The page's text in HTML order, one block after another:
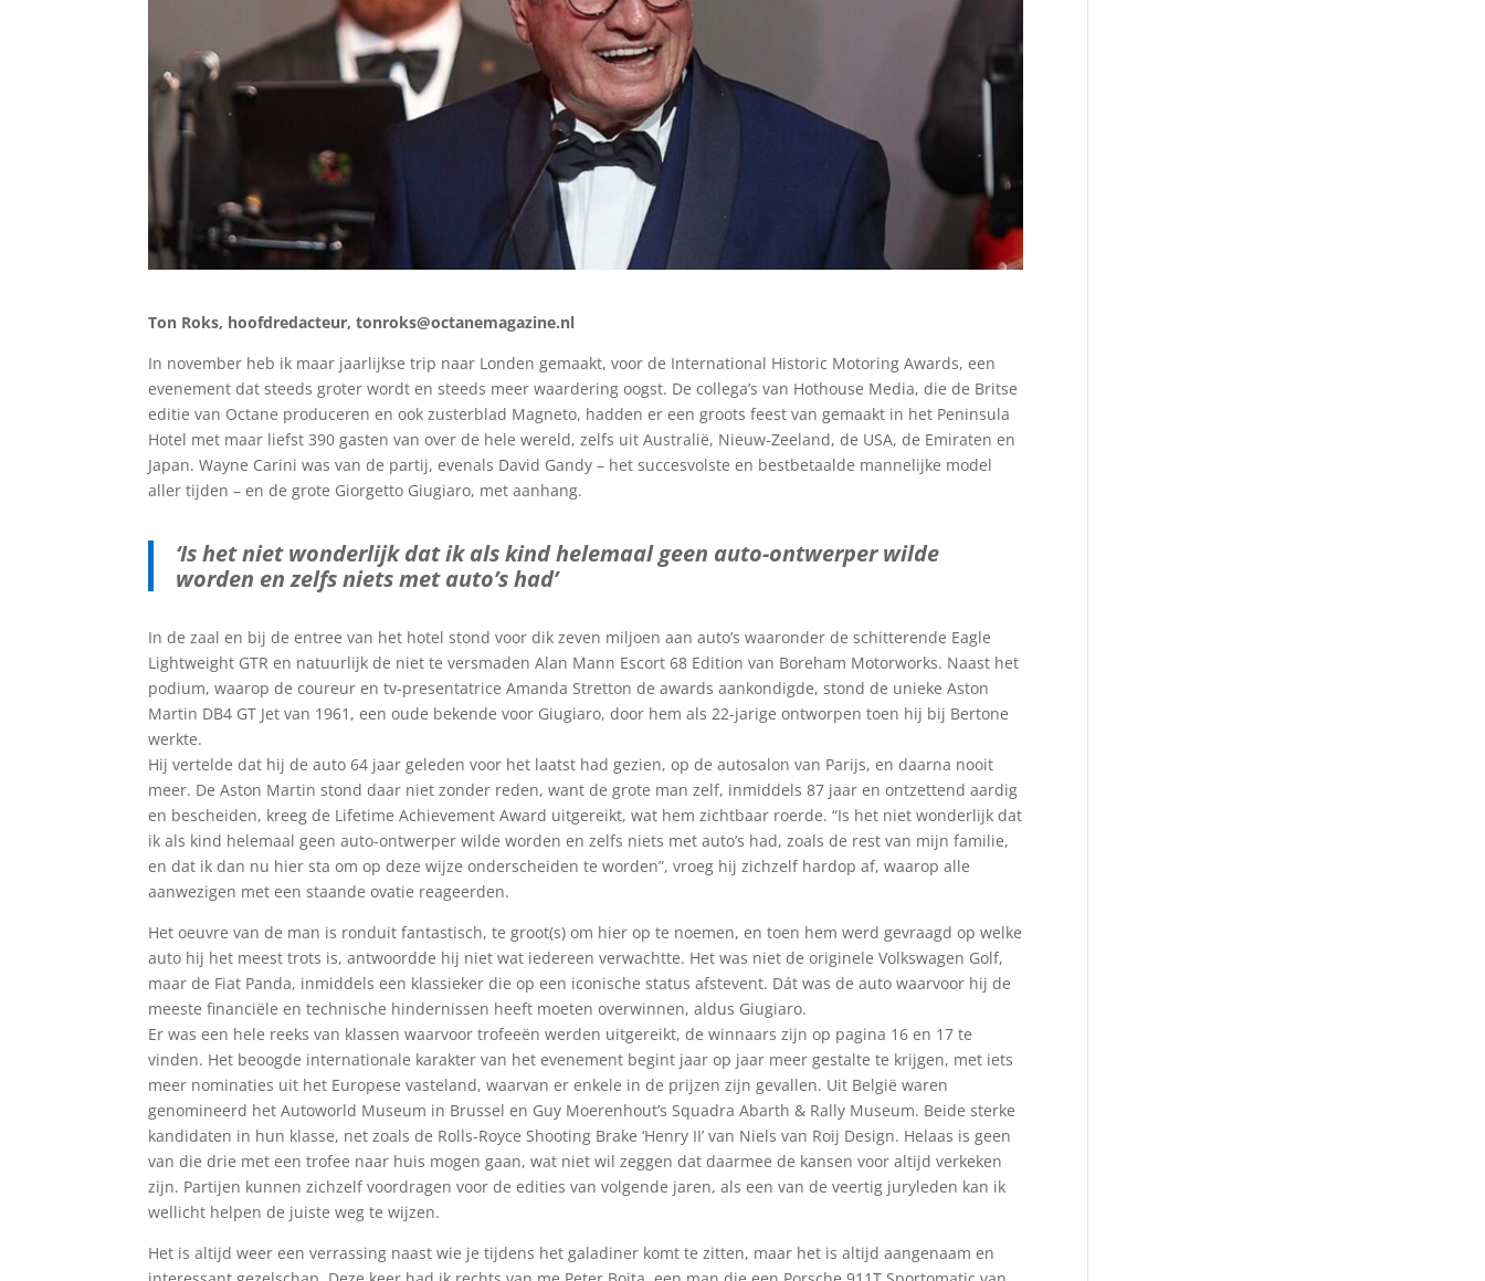
Ton Roks, hoofdredacteur, tonroks@octanemagazine.nl
In november heb ik maar jaarlijkse trip naar Londen gemaakt, voor de International Historic Motoring Awards, een
evenement dat steeds groter wordt en steeds meer waardering oogst. De collega’s van Hothouse Media, die de Britse
editie van Octane produceren en ook zusterblad Magneto, hadden er een groots feest van gemaakt in het Peninsula
Hotel met maar liefst 390 gasten van over de hele wereld, zelfs uit Australië, Nieuw-Zeeland, de USA, de Emiraten en
Japan. Wayne Carini was van de partij, evenals David Gandy – het succesvolste en bestbetaalde mannelijke model
aller tijden – en de grote Giorgetto Giugiaro, met aanhang.
‘Is het niet wonderlijk dat ik als kind helemaal geen auto-ontwerper wilde
worden en zelfs niets met auto’s had’
In de zaal en bij de entree van het hotel stond voor dik zeven miljoen aan auto’s waaronder de schitterende Eagle
Lightweight GTR en natuurlijk de niet te versmaden Alan Mann Escort 68 Edition van Boreham Motorworks. Naast het
podium, waarop de coureur en tv-presentatrice Amanda Stretton de awards aankondigde, stond de unieke Aston
Martin DB4 GT Jet van 1961, een oude bekende voor Giugiaro, door hem als 22-jarige ontworpen toen hij bij Bertone
werkte.
Hij vertelde dat hij de auto 64 jaar geleden voor het laatst had gezien, op de autosalon van Parijs, en daarna nooit
meer. De Aston Martin stond daar niet zonder reden, want de grote man zelf, inmiddels 87 jaar en ontzettend aardig
en bescheiden, kreeg de Lifetime Achievement Award uitgereikt, wat hem zichtbaar roerde. “Is het niet wonderlijk dat
ik als kind helemaal geen auto-ontwerper wilde worden en zelfs niets met auto’s had, zoals de rest van mijn familie,
en dat ik dan nu hier sta om op deze wijze onderscheiden te worden”, vroeg hij zichzelf hardop af, waarop alle
aanwezigen met een staande ovatie reageerden.
Het oeuvre van de man is ronduit fantastisch, te groot(s) om hier op te noemen, en toen hem werd gevraagd op welke
auto hij het meest trots is, antwoordde hij niet wat iedereen verwachtte. Het was niet de originele Volkswagen Golf,
maar de Fiat Panda, inmiddels een klassieker die op een iconische status afstevent. Dát was de auto waarvoor hij de
meeste financiële en technische hindernissen heeft moeten overwinnen, aldus Giugiaro.
Er was een hele reeks van klassen waarvoor trofeeën werden uitgereikt, de winnaars zijn op pagina 16 en 17 te
vinden. Het beoogde internationale karakter van het evenement begint jaar op jaar meer gestalte te krijgen, met iets
meer nominaties uit het Europese vasteland, waarvan er enkele in de prijzen zijn gevallen. Uit België waren
genomineerd het Autoworld Museum in Brussel en Guy Moerenhout’s Squadra Abarth & Rally Museum. Beide sterke
kandidaten in hun klasse, net zoals de Rolls-Royce Shooting Brake ‘Henry II’ van Niels van Roij Design. Helaas is geen
van die drie met een trofee naar huis mogen gaan, wat niet wil zeggen dat daarmee de kansen voor altijd verkeken
zijn. Partijen kunnen zichzelf voordragen voor de edities van volgende jaren, als een van de veertig juryleden kan ik
wellicht helpen de juiste weg te wijzen.
Het is altijd weer een verrassing naast wie je tijdens het galadiner komt te zitten, maar het is altijd aangenaam en